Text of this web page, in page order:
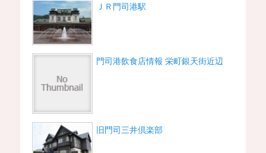
ＪＲ門司港駅
門司港飲食店情報 栄町銀天街近辺
旧門司三井倶楽部